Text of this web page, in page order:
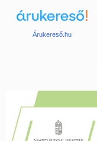
Árukereső.hu